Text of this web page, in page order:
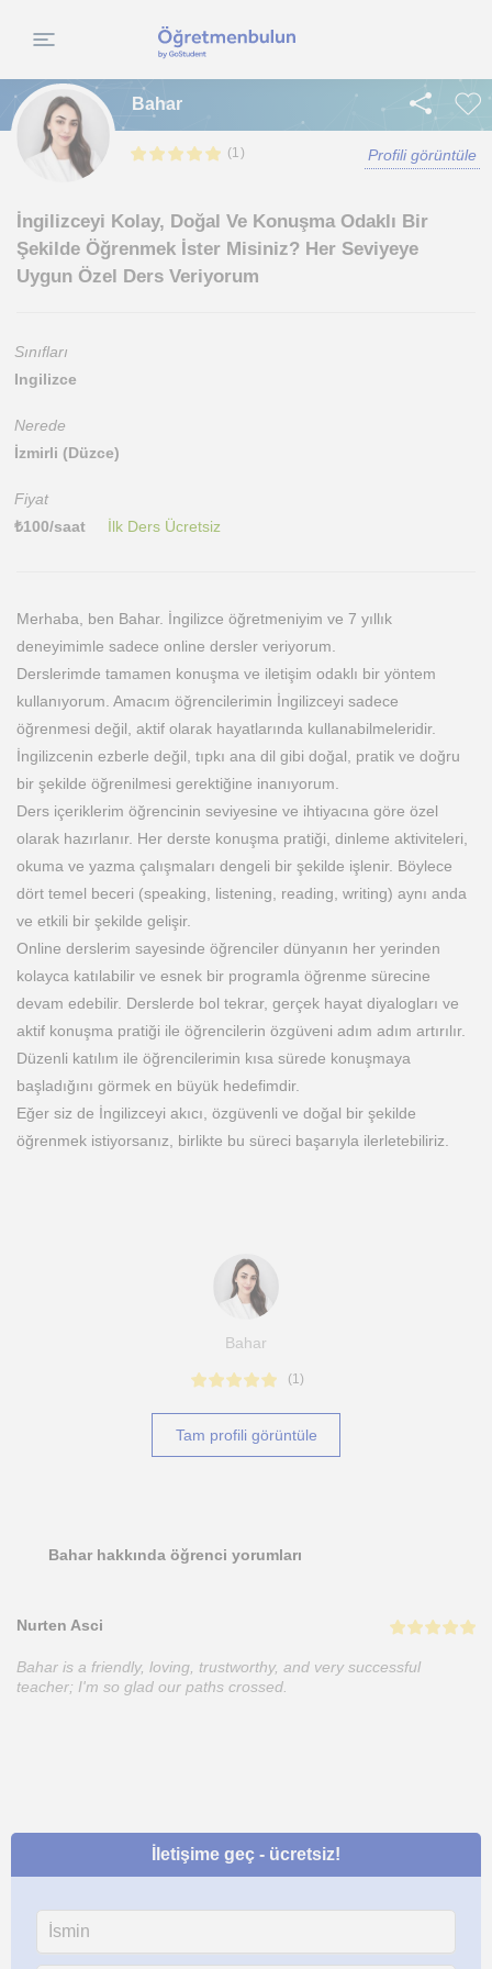
Bahar
(1) Profili görüntüle
İngilizceyi Kolay, Doğal Ve Konuşma Odaklı Bir
Şekilde Öğrenmek İster Misiniz? Her Seviyeye
Uygun Özel Ders Veriyorum
Sınıfları
Ingilizce
Nerede
İzmirli (Düzce)
Fiyat
₺100/saat İlk Ders Ücretsiz
Merhaba, ben Bahar. İngilizce öğretmeniyim ve 7 yıllık
deneyimimle sadece online dersler veriyorum.
Derslerimde tamamen konuşma ve iletişim odaklı bir yöntem
kullanıyorum. Amacım öğrencilerimin İngilizceyi sadece
öğrenmesi değil, aktif olarak hayatlarında kullanabilmeleridir.
İngilizcenin ezberle değil, tıpkı ana dil gibi doğal, pratik ve doğru
bir şekilde öğrenilmesi gerektiğine inanıyorum.
Ders içeriklerim öğrencinin seviyesine ve ihtiyacına göre özel
olarak hazırlanır. Her derste konuşma pratiği, dinleme aktiviteleri,
okuma ve yazma çalışmaları dengeli bir şekilde işlenir. Böylece
dört temel beceri (speaking, listening, reading, writing) aynı anda
ve etkili bir şekilde gelişir.
Online derslerim sayesinde öğrenciler dünyanın her yerinden
kolayca katılabilir ve esnek bir programla öğrenme sürecine
devam edebilir. Derslerde bol tekrar, gerçek hayat diyalogları ve
aktif konuşma pratiği ile öğrencilerin özgüveni adım adım artırılır.
Düzenli katılım ile öğrencilerimin kısa sürede konuşmaya
başladığını görmek en büyük hedefimdir.
Eğer siz de İngilizceyi akıcı, özgüvenli ve doğal bir şekilde
öğrenmek istiyorsanız, birlikte bu süreci başarıyla ilerletebiliriz.
Bahar
(1)
Tam profili görüntüle
Bahar hakkında öğrenci yorumları
Nurten Asci
Bahar is a friendly, loving, trustworthy, and very successful
teacher; I'm so glad our paths crossed.
İletişime geç - ücretsiz!